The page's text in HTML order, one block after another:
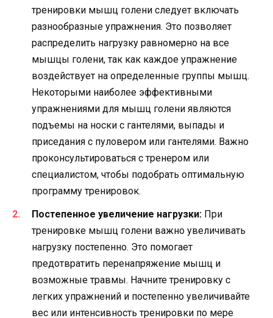
тренировки мышц голени следует включать
разнообразные упражнения. Это позволяет
распределить нагрузку равномерно на все
мышцы голени, так как каждое упражнение
воздействует на определенные группы мышц.
Некоторыми наиболее эффективными
упражнениями для мышц голени являются
подъемы на носки с гантелями, выпады и
приседания с пуловером или гантелями. Важно
проконсультироваться с тренером или
специалистом, чтобы подобрать оптимальную
программу тренировок.
Постепенное увеличение нагрузки: При
тренировке мышц голени важно увеличивать
нагрузку постепенно. Это помогает
предотвратить перенапряжение мышц и
возможные травмы. Начните тренировку с
легких упражнений и постепенно увеличивайте
вес или интенсивность тренировки по мере